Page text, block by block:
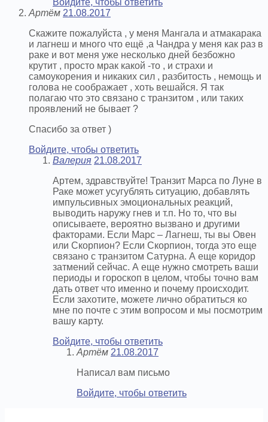
Войдите, чтобы ответить
Артём 21.08.2017
Скажите пожалуйста , у меня Мангала и атмакарака
и лагнеш и много что ещё ,а Чандра у меня как раз в
раке и вот меня уже несколько дней безбожно
крутит , просто мрак какой -то , и страхи и
самоукорения и никаких сил , разбитость , немощь и
голова не соображает , хоть вешайся. Я так
полагаю что это связано с транзитом , или таких
проявлений не бывает ?
Спасибо за ответ )
Войдите, чтобы ответить
Валерия 21.08.2017
Артем, здравствуйте! Транзит Марса по Луне в
Раке может усугублять ситуацию, добавлять
импульсивных эмоциональных реакций,
выводить наружу гнев и т.п. Но то, что вы
описываете, вероятно вызвано и другими
факторами. Если Марс – Лагнеш, ты вы Овен
или Скорпион? Если Скорпион, тогда это еще
связано с транзитом Сатурна. А еще коридор
затмений сейчас. А еще нужно смотреть ваши
периоды и гороскоп в целом, чтобы точно вам
дать ответ что именно и почему происходит.
Если захотите, можете лично обратиться ко
мне по почте с этим вопросом и мы посмотрим
вашу карту.
Войдите, чтобы ответить
Артём 21.08.2017
Написал вам письмо
Войдите, чтобы ответить